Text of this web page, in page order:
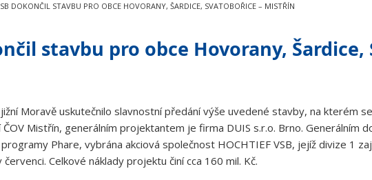
DOKONČIL STAVBU PRO OBCE HOVORANY, ŠARDICE, SVATOBOŘICE – MISTŘÍN
stavbu pro obce Hovorany,
Moravě uskutečnilo slavnostní předání výše uvedené stavby, na kterém
Mistřín, generálním projektantem je firma DUIS s.r.o. Brno. Generálním
Phare, vybrána akciová společnost HOCHTIEF VSB, jejíž divize 1
Celkové náklady projektu činí cca 160 mil. Kč.